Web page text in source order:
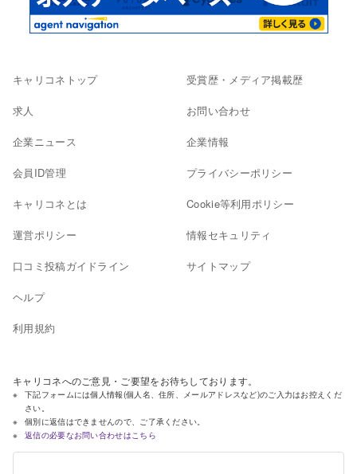
キャリコネトップ
求人
企業ニュース
会員ID管理
キャリコネとは
運営ポリシー
口コミ投稿ガイドライン
ヘルプ
利用規約
受賞歴・メディア掲載歴
お問い合わせ
企業情報
プライバシーポリシー
Cookie等利用ポリシー
情報セキュリティ
サイトマップ
キャリコネへのご意見・ご要望をお待ちしております。
下記フォームには個人情報(個人名、住所、メールアドレスなど)のご入力はお控えくだ
さい。
個別に返信はできませんので、ご了承ください。
返信の必要なお問い合わせはこちら